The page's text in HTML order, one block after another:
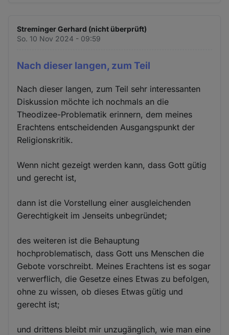
Streminger Gerhard (nicht überprüft)
So. 10 Nov 2024 - 09:59
Nach dieser langen, zum Teil
Nach dieser langen, zum Teil sehr interessanten
Diskussion möchte ich nochmals an die
Theodizee-Problematik erinnern, dem meines
Erachtens entscheidenden Ausgangspunkt der
Religionskritik.
Wenn nicht gezeigt werden kann, dass Gott gütig
und gerecht ist,
dann ist die Vorstellung einer ausgleichenden
Gerechtigkeit im Jenseits unbegründet;
des weiteren ist die Behauptung
hochproblematisch, dass Gott uns Menschen die
Gebote vorschreibt. Meines Erachtens ist es sogar
verwerflich, die Gesetze eines Etwas zu befolgen,
ohne zu wissen, ob dieses Etwas gütig und
gerecht ist;
und drittens bleibt mir unzugänglich, wie man eine